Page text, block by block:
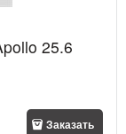
25.6
Заказать